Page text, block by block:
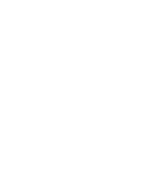
XTEINK X4 :
Soldes
liseuses Kobo et